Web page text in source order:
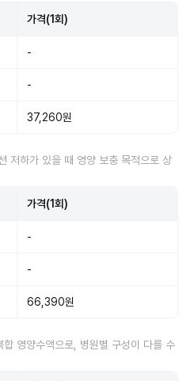
가격(1회)
-
-
37,260원
저하가 있을 때 영양 보충 목적으로 상
가격(1회)
-
-
66,390원
영양수액으로, 병원별 구성이 다를 수